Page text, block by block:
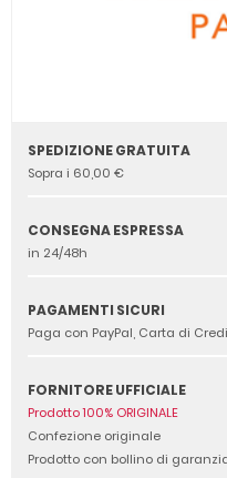
SPEDIZIONE GRATUITA
Sopra i 60,00 €
CONSEGNA ESPRESSA
in 24/48h
PAGAMENTI SICURI
Paga con PayPal, Carta di
FORNITORE UFFICIALE
Prodotto 100% ORIGINALE
Confezione originale
Prodotto con bollino di